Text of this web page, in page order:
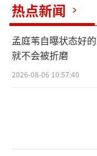
热点新闻
孟庭苇自曝状态好
就不会被折磨
2026-08-06 10:57:40